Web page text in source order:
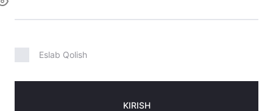
Eslab Qolish
KIRISH